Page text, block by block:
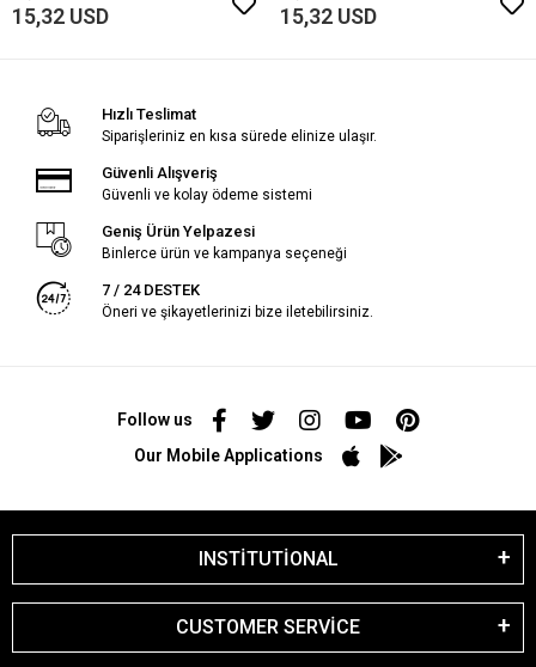
15,32 USD 15,32 USD
Hızlı Teslimat
Siparişleriniz en kısa sürede elinize ulaşır.
Güvenli Alışveriş
Güvenli ve kolay ödeme sistemi
Geniş Ürün Yelpazesi
Binlerce ürün ve kampanya seçeneği
7 / 24 DESTEK
Öneri ve şikayetlerinizi bize iletebilirsiniz.
Follow us
Our Mobile Applications
INSTİTUTİONAL
CUSTOMER SERVİCE